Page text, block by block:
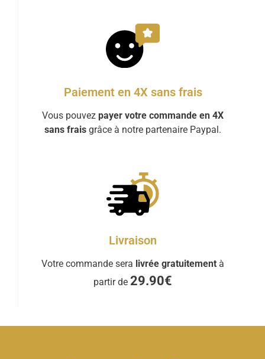
Paiement en 4X sans frais
Vous pouvez payer votre commande en 4X
sans frais grâce à notre partenaire Paypal.
Livraison
Votre commande sera livrée gratuitement à
partir de 29.90€